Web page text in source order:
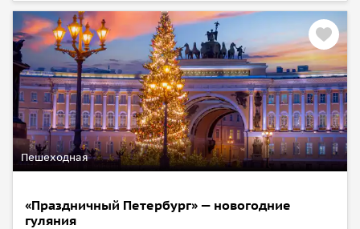
Пешеходная
«Праздничный Петербург» — новогодние
гуляния